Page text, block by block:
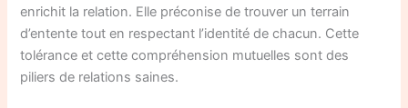
enrichit la relation. Elle préconise de trouver un terrain
d’entente tout en respectant l’identité de chacun. Cette
tolérance et cette compréhension mutuelles sont des
piliers de relations saines.